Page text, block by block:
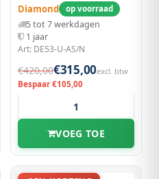
Diamond
op voorraad
5 tot 7 werkdagen
1 jaar
Art: DE53-U-AS/N
€420,00€315,00excl. btw
Bespaar €105,00
VOEG TOE